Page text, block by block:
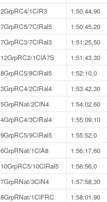
2GrpRC4/1ClR3
1:50:44,90
7GrpRC5/7ClRal5
1:50:45,20
7GrpRC3/7ClRal3
1:51:25,50
12GrpRC2/1ClA7S
1:51:43,30
8GrpRC5/8ClRal5
1:52:10,0
3GrpRC4/2ClRal4
1:53:42,30
5GrpRNat/2ClN4
1:54:02,60
4GrpRC4/3ClRal4
1:55:09,10
9GrpRC5/9ClRal5
1:55:52,0
6GrpRNat/1ClA8
1:56:17,60
10GrpRC5/10ClRal5
1:56:56,0
7GrpRNat/3ClN4
1:57:58,30
8GrpRNat/1ClFRC
1:58:01,90